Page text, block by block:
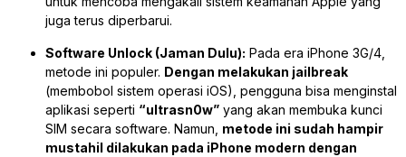
juga terus diperbarui.
Software Unlock (Jaman Dulu): Pada era iPhone 3G/4,
metode ini populer. Dengan melakukan jailbreak
(membobol sistem operasi iOS), pengguna bisa menginstal
aplikasi seperti “ultrasn0w” yang akan membuka kunci
SIM secara software. Namun, metode ini sudah hampir
mustahil dilakukan pada iPhone modern dengan